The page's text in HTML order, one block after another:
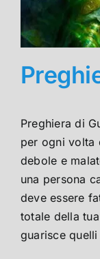
Preghiera di
per ogni volta
debole e
una persona
deve essere
totale della
guarisce